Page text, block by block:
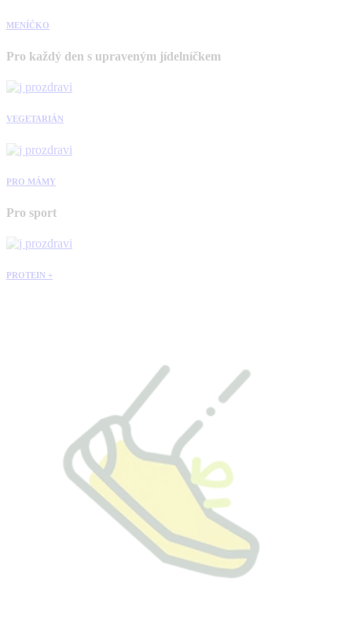
MENÍČKO
Pro každý den s upraveným jídelníčkem
VEGETARIÁN
PRO MÁMY
Pro sport
PROTEIN +